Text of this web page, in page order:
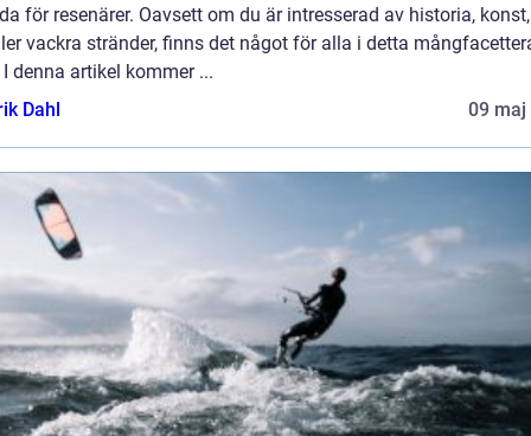
för resenärer. Oavsett om du är intresserad av historia,
vackra stränder, finns det något för alla i detta
denna artikel kommer ...
Dahl
09 maj